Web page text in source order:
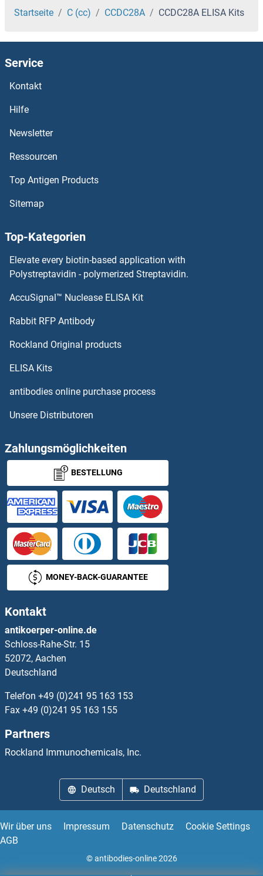
CCDC155 ELISA Kits
CCDC153 ELISA Kits
CCDC152 ELISA Kits
CCDC15 ELISA Kits
CCDC148 ELISA Kits
CCDC147 ELISA Kits
CCDC144A ELISA Kits
CCDC141 ELISA Kits
CCDC140 ELISA Kits
CCDC28B ELISA Kits
CCDC33 ELISA Kits
CCDC34 ELISA Kits
CCDC36 ELISA Kits
CCDC37 ELISA Kits
CCDC38 ELISA Kits
CCDC39 ELISA Kits
CCDC40 ELISA Kits
CCDC41 ELISA Kits
CCDC42 ELISA Kits
CCDC43 ELISA Kits
CCDC47 ELISA Kits
CCDC50 ELISA Kits
CCDC51 ELISA Kits
CCDC56 ELISA Kits
Startseite C (cc) CCDC28A CCDC28A ELISA Kits
Service
Kontakt
Hilfe
Newsletter
Ressourcen
Top Antigen Products
Sitemap
Top-Kategorien
Elevate every biotin-based application with
Polystreptavidin - polymerized Streptavidin.
AccuSignal™ Nuclease ELISA Kit
Rabbit RFP Antibody
Rockland Original products
ELISA Kits
antibodies online purchase process
Unsere Distributoren
Zahlungsmöglichkeiten
BESTELLUNG
MONEY-BACK-GUARANTEE
Kontakt
antikoerper-online.de
Schloss-Rahe-Str. 15
52072, Aachen
Deutschland
Telefon +49 (0)241 95 163 153
Fax +49 (0)241 95 163 155
Partners
Rockland Immunochemicals, Inc.
Deutsch Deutschland
Wir über uns Impressum Datenschutz
Cookie Settings
AGB
© antibodies-online 2026